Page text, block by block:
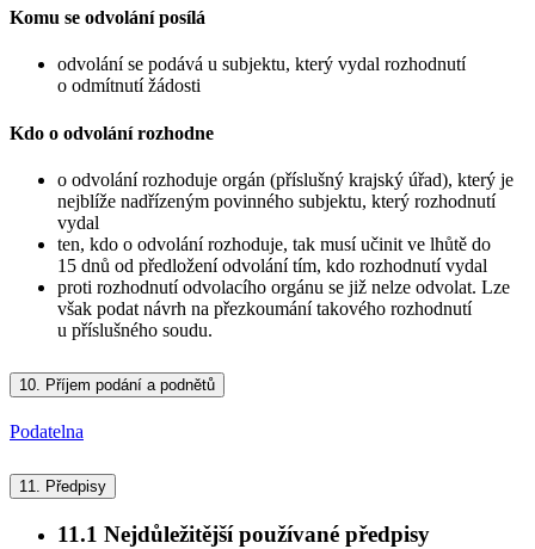
Komu se odvolání posílá
odvolání se podává u subjektu, který vydal rozhodnutí
o odmítnutí žádosti
Kdo o odvolání rozhodne
o odvolání rozhoduje orgán (příslušný krajský úřad), který je
nejblíže nadřízeným povinného subjektu, který rozhodnutí
vydal
ten, kdo o odvolání rozhoduje, tak musí učinit ve lhůtě do
15 dnů od předložení odvolání tím, kdo rozhodnutí vydal
proti rozhodnutí odvolacího orgánu se již nelze odvolat. Lze
však podat návrh na přezkoumání takového rozhodnutí
u příslušného soudu.
10. Příjem podání a podnětů
Podatelna
11. Předpisy
11.1 Nejdůležitější používané předpisy